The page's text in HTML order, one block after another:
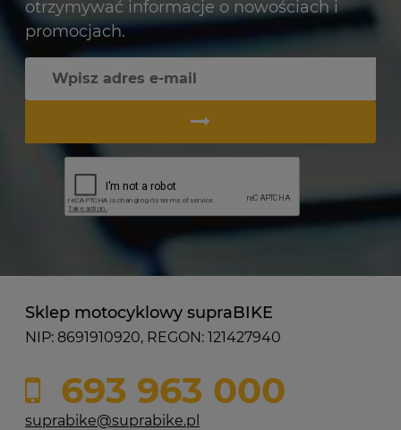
otrzymywać informacje o nowościach i
promocjach.
Sklep motocyklowy supraBIKE
NIP: 8691910920, REGON: 121427940
693 963 000
suprabike@suprabike.pl